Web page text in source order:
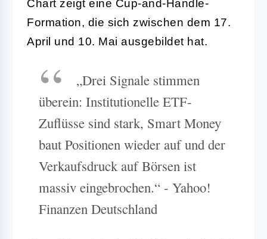
Chart zeigt eine Cup-and-Handle-
Formation, die sich zwischen dem 17.
April und 10. Mai ausgebildet hat.
„Drei Signale stimmen
überein: Institutionelle ETF-
Zuflüsse sind stark, Smart Money
baut Positionen wieder auf und der
Verkaufsdruck auf Börsen ist
massiv eingebrochen.“ - Yahoo!
Finanzen Deutschland